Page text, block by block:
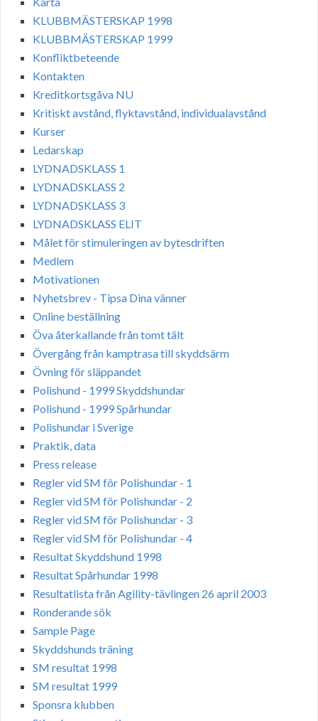
KLUBBMÄSTERSKAP 1998
KLUBBMÄSTERSKAP 1999
Konfliktbeteende
Kontakten
Kreditkortsgåva NU
Kritiskt avstånd, flyktavstånd, individualavstånd
Kurser
Ledarskap
LYDNADSKLASS 1
LYDNADSKLASS 2
LYDNADSKLASS 3
LYDNADSKLASS ELIT
Målet för stimuleringen av bytesdriften
Medlem
Motivationen
Nyhetsbrev - Tipsa Dina vänner
Online beställning
Öva återkallande från tomt tält
Övergång från kamptrasa till skyddsärm
Övning för släppandet
Polishund - 1999 Skyddshundar
Polishund - 1999 Spårhundar
Polishundar i Sverige
Praktik, data
Press release
Regler vid SM för Polishundar - 1
Regler vid SM för Polishundar - 2
Regler vid SM för Polishundar - 3
Regler vid SM för Polishundar - 4
Resultat Skyddshund 1998
Resultat Spårhundar 1998
Resultatlista från Agility-tävlingen 26 april 2003
Ronderande sök
Sample Page
Skyddshunds träning
SM resultat 1998
SM resultat 1999
Sponsra klubben